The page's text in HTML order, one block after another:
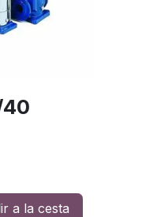
40
a la cesta